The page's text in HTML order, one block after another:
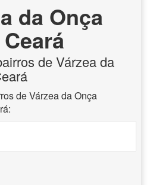
da Onça
de Várzea da
de Várzea da Onça